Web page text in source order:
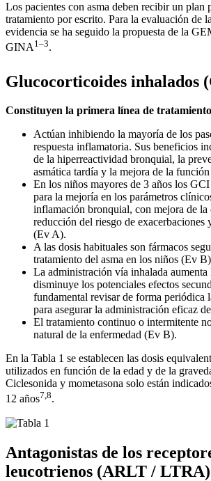
Los pacientes con asma deben recibir un plan
tratamiento por escrito. Para la evaluación de
evidencia se ha seguido la propuesta de la
GINA1–3.
Glucocorticoides inhalados
Constituyen la primera línea de
Actúan inhibiendo la mayoría de los
respuesta inflamatoria. Sus beneficios
de la hiperreactividad bronquial, la
asmática tardía y la mejora de la
En los niños mayores de 3 años los
para la mejoría en los parámetros
inflamación bronquial, con mejora de
reducción del riesgo de exacerbaciones
(Ev A).
A las dosis habituales son fármacos
tratamiento del asma en los niños (Ev
La administración vía inhalada
disminuye los potenciales efectos
fundamental revisar de forma periódica
para asegurar la administración eficaz
El tratamiento continuo o intermitente
natural de la enfermedad (Ev B).
En la Tabla 1 se establecen las dosis
utilizados en función de la edad y de la
Ciclesonida y mometasona solo están
12 años7,8.
Antagonistas de los
leucotrienos (ARLT / LTRA)